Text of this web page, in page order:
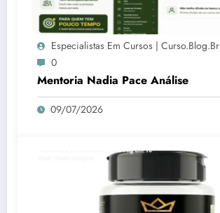
Especialistas Em Cursos | Curso.blog.br
0
Mentoria Nadia Pace Análise
09/07/2026